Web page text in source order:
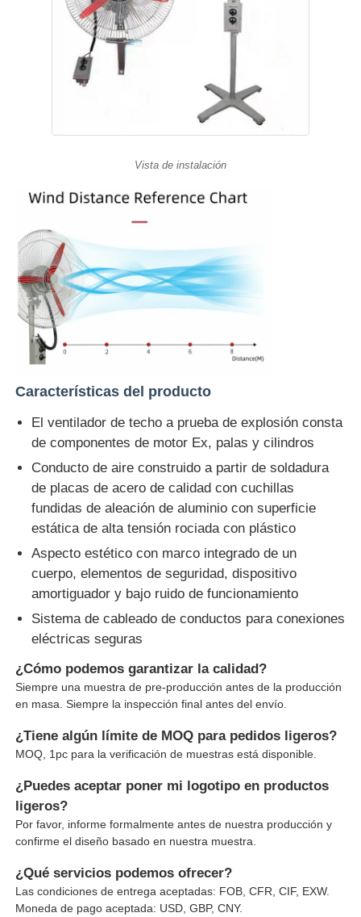
Vista de instalación
Características del producto
El ventilador de techo a prueba de explosión consta
de componentes de motor Ex, palas y cilindros
Conducto de aire construido a partir de soldadura
de placas de acero de calidad con cuchillas
fundidas de aleación de aluminio con superficie
estática de alta tensión rociada con plástico
Aspecto estético con marco integrado de un
cuerpo, elementos de seguridad, dispositivo
amortiguador y bajo ruido de funcionamiento
Sistema de cableado de conductos para conexiones
eléctricas seguras
¿Cómo podemos garantizar la calidad?
Siempre una muestra de pre-producción antes de la producción
en masa. Siempre la inspección final antes del envío.
¿Tiene algún límite de MOQ para pedidos ligeros?
MOQ, 1pc para la verificación de muestras está disponible.
¿Puedes aceptar poner mi logotipo en productos
ligeros?
Por favor, informe formalmente antes de nuestra producción y
confirme el diseño basado en nuestra muestra.
¿Qué servicios podemos ofrecer?
Las condiciones de entrega aceptadas: FOB, CFR, CIF, EXW.
Moneda de pago aceptada: USD, GBP, CNY.